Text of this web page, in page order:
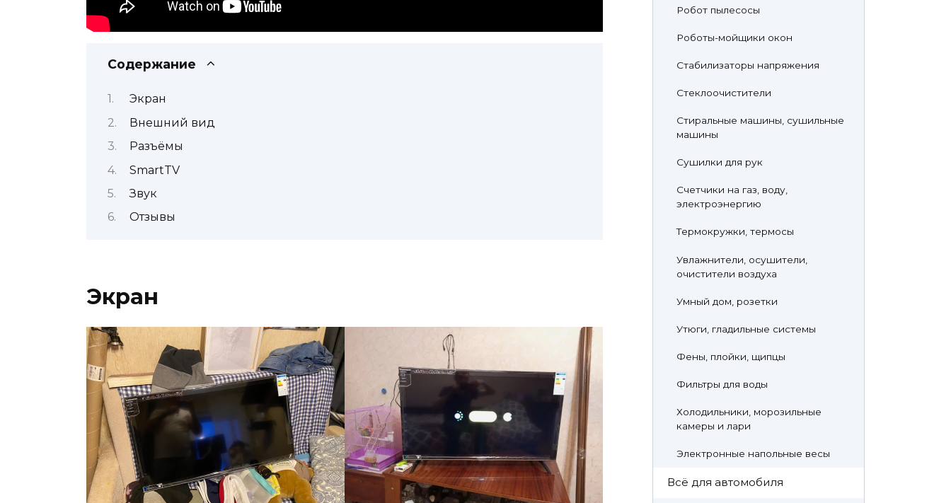
Содержание
Экран
Внешний вид
Разъёмы
SmartTV
Звук
Отзывы
Экран
Робот пылесосы
Роботы-мойщики окон
Стабилизаторы напряжения
Стеклоочистители
Стиральные машины, сушильные
машины
Сушилки для рук
Счетчики на газ, воду,
электроэнергию
Термокружки, термосы
Увлажнители, осушители,
очистители воздуха
Умный дом, розетки
Утюги, гладильные системы
Фены, плойки, щипцы
Фильтры для воды
Холодильники, морозильные
камеры и лари
Электронные напольные весы
Всё для автомобиля